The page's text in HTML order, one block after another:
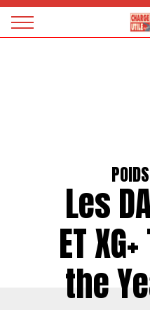
Magazine
Les
ET
the
Panneau de gestion des